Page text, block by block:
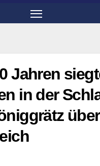
Jahren
in der
über